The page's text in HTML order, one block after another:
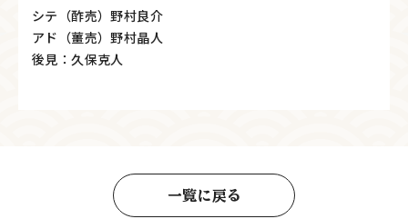
シテ（酢売）野村良介
アド（薑売）野村晶人
後見：久保克人
一覧に戻る